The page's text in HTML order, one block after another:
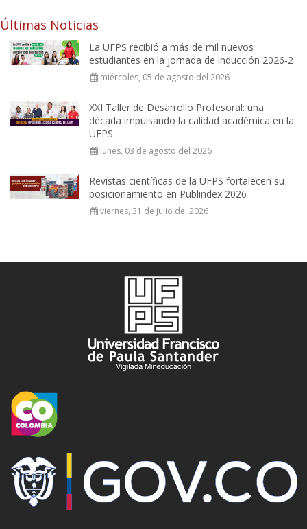
Últimas Noticias
La UFPS recibió a más de mil nuevos
estudiantes en la jornada de inducción 2026-2
miércoles, 05 de agosto del 2026
XXI Taller de Desarrollo Profesoral: una
década impulsando la calidad académica en la
UFPS
lunes, 03 de agosto del 2026
Revistas científicas de la UFPS fortalecen su
posicionamiento en Publindex 2026
viernes, 31 de julio del 2026